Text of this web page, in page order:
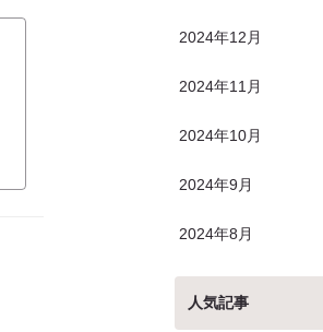
2024年12月
2024年11月
2024年10月
2024年9月
2024年8月
人気記事